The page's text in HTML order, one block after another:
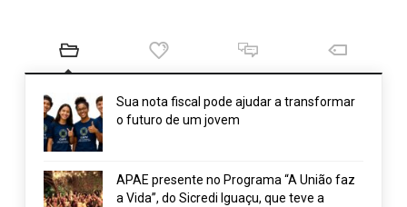
Sua nota fiscal pode ajudar a transformar
o futuro de um jovem
APAE presente no Programa “A União faz
a Vida”, do Sicredi Iguaçu, que teve a